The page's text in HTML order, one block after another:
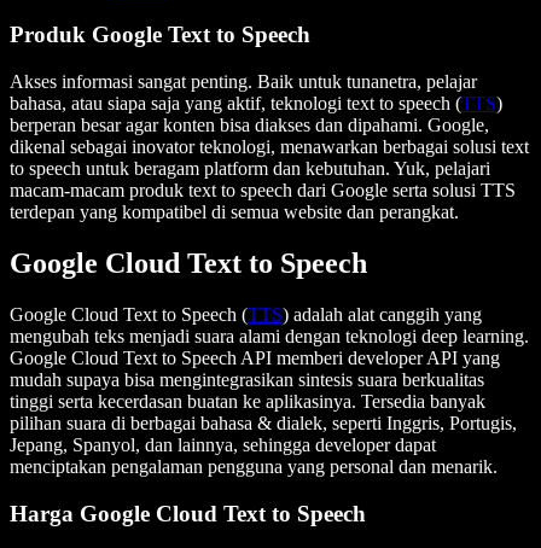
Produk Google Text to Speech
Akses informasi sangat penting. Baik untuk tunanetra, pelajar
bahasa, atau siapa saja yang aktif, teknologi text to speech (TTS)
berperan besar agar konten bisa diakses dan dipahami. Google,
dikenal sebagai inovator teknologi, menawarkan berbagai solusi text
to speech untuk beragam platform dan kebutuhan. Yuk, pelajari
macam-macam produk text to speech dari Google serta solusi TTS
terdepan yang kompatibel di semua website dan perangkat.
Google Cloud Text to Speech
Google Cloud Text to Speech (TTS) adalah alat canggih yang
mengubah teks menjadi suara alami dengan teknologi deep learning.
Google Cloud Text to Speech API memberi developer API yang
mudah supaya bisa mengintegrasikan sintesis suara berkualitas
tinggi serta kecerdasan buatan ke aplikasinya. Tersedia banyak
pilihan suara di berbagai bahasa & dialek, seperti Inggris, Portugis,
Jepang, Spanyol, dan lainnya, sehingga developer dapat
menciptakan pengalaman pengguna yang personal dan menarik.
Harga Google Cloud Text to Speech